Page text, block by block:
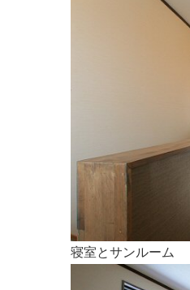
寝室とサンルーム